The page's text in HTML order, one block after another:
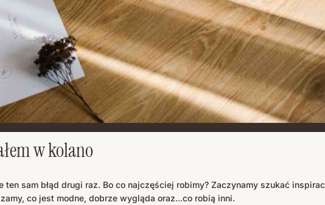
w kolano
ten sam błąd drugi raz. Bo co najczęściej robimy? Zaczynamy szukać
co jest modne, dobrze wygląda oraz...co robią inni.